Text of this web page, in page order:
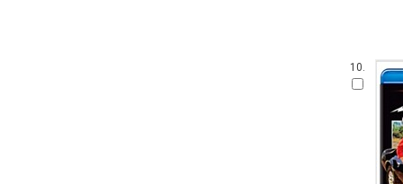
10.